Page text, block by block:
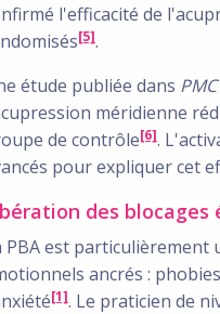
l'efficacité de
[5].
étude publiée dans PMC
méridienne
de contrôle[6].
pour expliquer cet
des blocages
PBA est
ancrés :
[1]. Le praticien de